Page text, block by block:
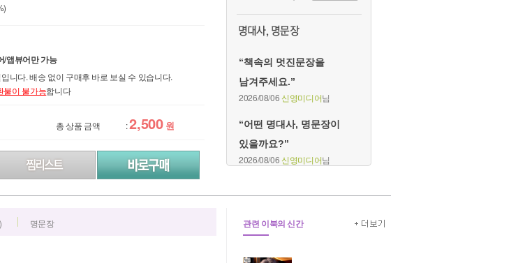
/앱뷰어만 가능
니다. 배송 없이 구매후 바로 보실 수 있습니다.
불이 불가능합니다
총 상품 금액 :2,500원
“책속의 멋진문장을
남겨주세요.”
2026/08/06신영미디어님
“어떤 명대사, 명문장이
있을까요?”
2026/08/06신영미디어님
명문장 관련 이북의 신간